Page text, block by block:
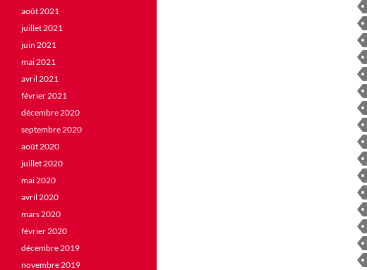
août 2021
juillet 2021
juin 2021
mai 2021
avril 2021
février 2021
décembre 2020
septembre 2020
août 2020
juillet 2020
mai 2020
avril 2020
mars 2020
février 2020
décembre 2019
novembre 2019